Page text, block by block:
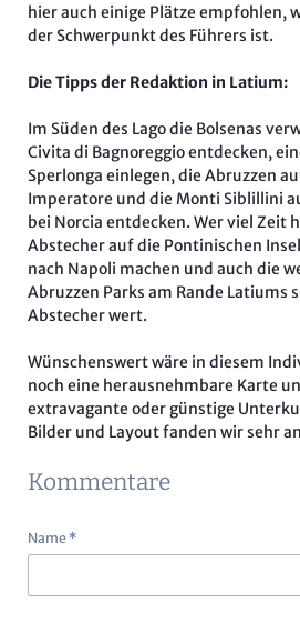
hier auch einige Plätze empfohlen,
der Schwerpunkt des Führers ist.
Die Tipps der Redaktion in Latium:
Im Süden des Lago die Bolsenas
Civita di Bagnoreggio entdecken,
Sperlonga einlegen, die Abruzzen
Imperatore und die Monti Siblillini
bei Norcia entdecken. Wer viel Zeit
Abstecher auf die Pontinischen
nach Napoli machen und auch die
Abruzzen Parks am Rande Latiums
Abstecher wert.
Wünschenswert wäre in diesem
noch eine herausnehmbare Karte
extravagante oder günstige
Bilder und Layout fanden wir sehr
Kommentare
Pflichtfeld
Name *